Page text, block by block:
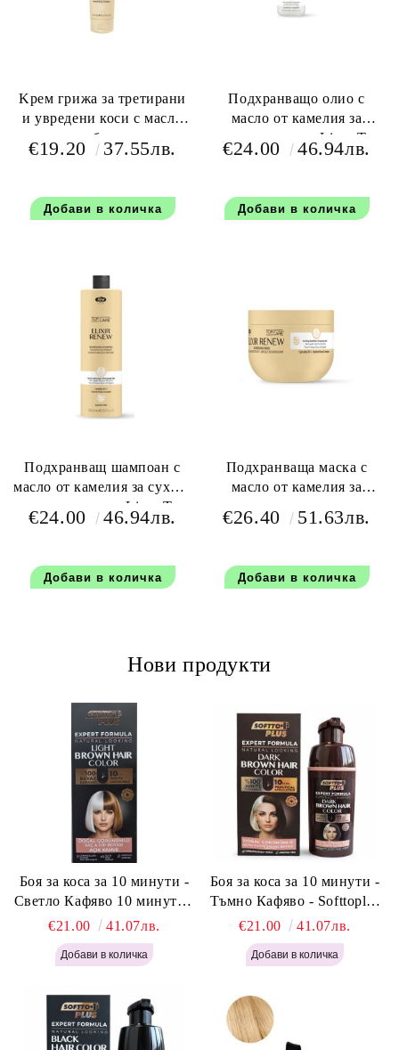
Kрем грижа за третирани
и увредени коси с масло
от камелия без отмиване -
Lisap Top Care Elixir
150 мл
€19.20 37.55лв.
Подхранващо олио с
масло от камелия за
увредени коси - Lisap Top
Care Elixir Renew
€24.00 46.94лв.
Подхранващ шампоан с
масло от камелия за сухи и
увредени коси - Lisap Top
Care Elixir Renew Shampoo
€24.00 46.94лв.
Подхранваща маска с
масло от камелия за
коси - Lisap Top Care Elixir
€26.40 51.63лв.
Нови продукти
Боя за коса за 10 минути -
Светло Кафяво 10 минути -
Softtoplus Expert Woman
Light Brown 400мл
€21.00 41.07лв.
Боя за коса за 10 минути -
Тъмно Кафяво - Softtoplus
Expert Woman Dark Brown
400 мл
€21.00 41.07лв.